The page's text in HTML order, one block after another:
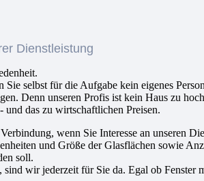
Dienstleistung
selbst für die Aufgabe kein eigenes
Denn unseren Profis ist kein Haus zu
das zu wirtschaftlichen Preisen.
wenn Sie Interesse an unseren
und Größe der Glasflächen sowie
soll.
wir jederzeit für Sie da. Egal ob